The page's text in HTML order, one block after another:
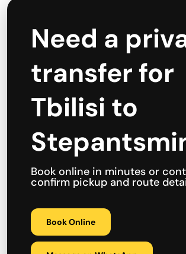
Need a
transfer for
Tbilisi to
Book online in minutes or
confirm pickup and route
Book Online